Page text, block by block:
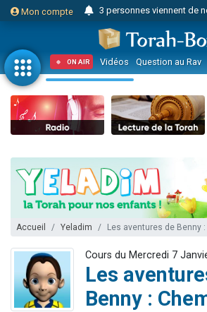
Mon compte
Odaya vient de donner son
3 personnes viennent de faire un don
3 personnes viennent de faire un don pour
30 personnes viennent de faire un
Il reste 49 places pour
12 nouvelles musiques
ON AIR Vidéos Question au Rav
Accueil Yeladim Les aventures de Benny
Cours du Mercredi 7
Les
Benny :